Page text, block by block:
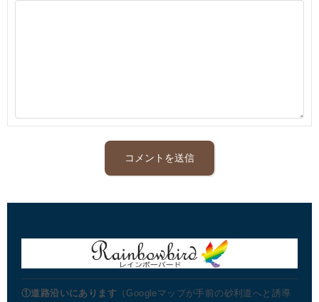
①道路沿いにあります （Googleマップが手前の砂利道へと誘導